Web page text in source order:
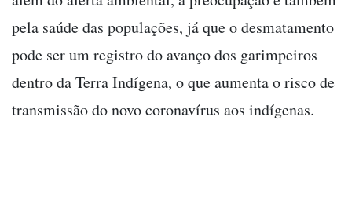
pela saúde das populações, já que o desmatamento
pode ser um registro do avanço dos garimpeiros
dentro da Terra Indígena, o que aumenta o risco de
transmissão do novo coronavírus aos indígenas.